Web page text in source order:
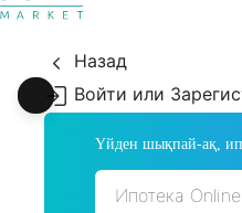
Назад
Войти или
Үйден шықпай-ақ,
Ипотека Online